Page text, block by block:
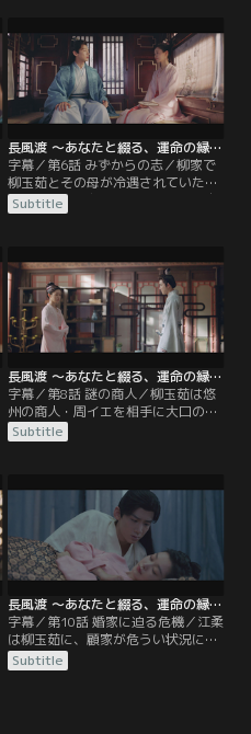
っていることを詫び、息子のしつけ
を柳玉茹に委ねる。理解ある義両親
の言葉に勇気づけられた柳玉茹は、
使用人たちを集め、顧九思について
聞き取りを開始。
長風渡 ～あなたと綴る、運命の縁～ 第06話／字幕
字幕／第6話 みずからの志／柳家で
柳玉茹とその母が冷遇されていたこ
とを知った顧九思は、これからは自
分が守ると玉茹に約束する。夫を見
隙あらば遊びたい九思は浮かない顔
だ。柳玉茹から休む間もなく勉強す
るよう叱咤されうんざりした九思
は、自分の志はないのかと玉茹に問
いかける。
Subtitle
長風渡 ～あなたと綴る、運命の縁～ 第08話／字幕
字幕／第8話 謎の商人／柳玉茹は悠
州の商人・周イエを相手に大口の商
いを進めていたが、契約まであと一
歩というところで取引が頓挫してし
格より大幅に安い商品を用意できる
上に、納期も一月早くできるらし
い。翌日、その洛子商という男から
茶屋に招かれた柳玉茹は、ある取引
を持ちかけられる。
Subtitle
長風渡 ～あなたと綴る、運命の縁～ 第10話／字幕
字幕／第10話 婚家に迫る危機／江柔
は柳玉茹に、顧家が危うい状況にあ
り、災いを避けるにはすみやかにヨ
ウ州を離れるしかないことを伝え
Subtitle